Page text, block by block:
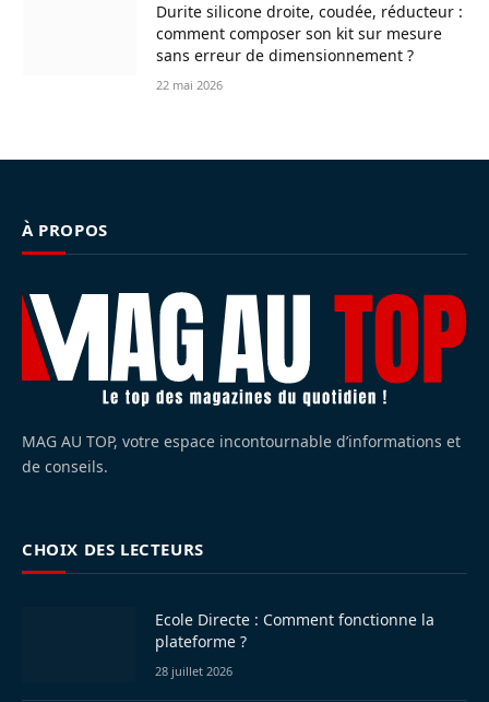
Durite silicone droite, coudée, réducteur :
comment composer son kit sur mesure
sans erreur de dimensionnement ?
22 mai 2026
À PROPOS
MAG AU TOP, votre espace incontournable d’informations et
de conseils.
CHOIX DES LECTEURS
Ecole Directe : Comment fonctionne la
plateforme ?
28 juillet 2026